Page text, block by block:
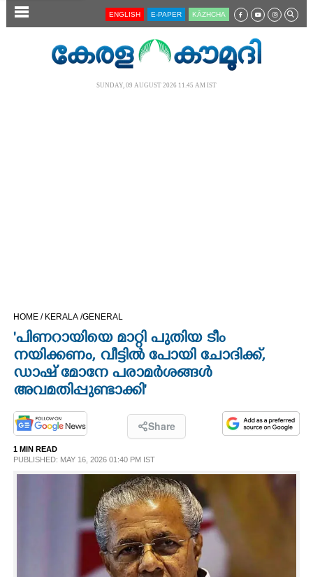
SECTIONS
OPINION
LIFESTYLE
ENGLISH E-PAPER KĀZHCHA
SUNDAY, 09 AUGUST 2026 11.45 AM IST
HOME / KERALA /GENERAL
'പിണറായിയെ മാറ്റി പുതിയ ടീം
നയിക്കണം, വീട്ടിൽ പോയി ചോദിക്ക്,
ഡാഷ് മോനേ പരാമർശങ്ങൾ
അവമതിപ്പുണ്ടാക്കി'
Share
1 MIN READ
PUBLISHED: MAY 16, 2026 01:40 PM IST